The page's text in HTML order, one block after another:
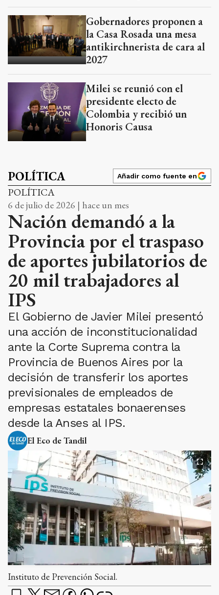
Gobernadores proponen a
la Casa Rosada una mesa
antikirchnerista de cara al
2027
Milei se reunió con el
presidente electo de
Colombia y recibió un
Honoris Causa
POLÍTICA Añadir como fuente en
POLÍTICA
6 de julio de 2026 | hace un mes
Nación demandó a la
Provincia por el traspaso
de aportes jubilatorios de
20 mil trabajadores al
IPS
El Gobierno de Javier Milei presentó
una acción de inconstitucionalidad
ante la Corte Suprema contra la
Provincia de Buenos Aires por la
decisión de transferir los aportes
previsionales de empleados de
empresas estatales bonaerenses
desde la Anses al IPS.
El Eco de Tandil
Instituto de Prevención Social.